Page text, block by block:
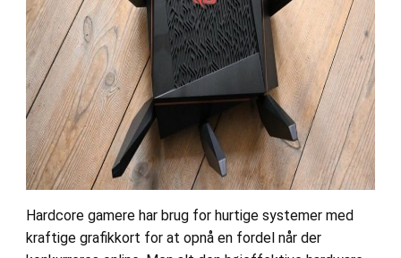
Hardcore gamere har brug for hurtige systemer med
kraftige grafikkort for at opnå en fordel når der